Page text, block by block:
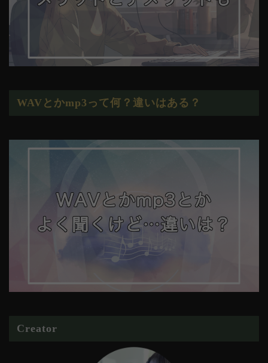
WAVとかmp3って何？違いはある？
Creator